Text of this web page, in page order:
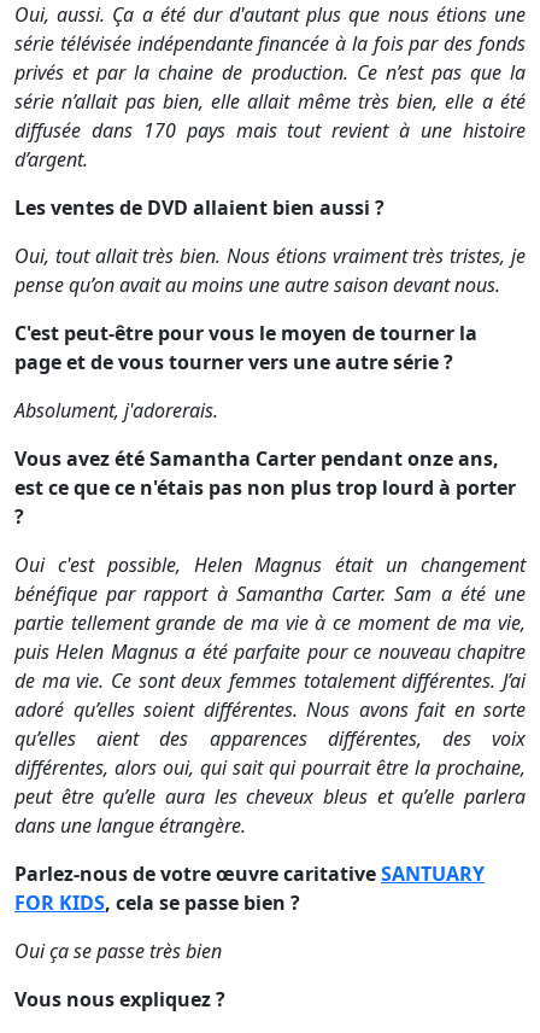
Oui, aussi. Ça a été dur d'autant plus que nous étions une
série télévisée indépendante financée à la fois par des fonds
privés et par la chaine de production. Ce n’est pas que la
série n’allait pas bien, elle allait même très bien, elle a été
diffusée dans 170 pays mais tout revient à une histoire
d’argent.
Les ventes de DVD allaient bien aussi ?
Oui, tout allait très bien. Nous étions vraiment très tristes, je
pense qu’on avait au moins une autre saison devant nous.
C'est peut-être pour vous le moyen de tourner la
page et de vous tourner vers une autre série ?
Absolument, j'adorerais.
Vous avez été Samantha Carter pendant onze ans,
est ce que ce n'étais pas non plus trop lourd à porter
?
Oui c'est possible, Helen Magnus était un changement
bénéfique par rapport à Samantha Carter. Sam a été une
partie tellement grande de ma vie à ce moment de ma vie,
puis Helen Magnus a été parfaite pour ce nouveau chapitre
de ma vie. Ce sont deux femmes totalement différentes. J’ai
adoré qu’elles soient différentes. Nous avons fait en sorte
qu’elles aient des apparences différentes, des voix
différentes, alors oui, qui sait qui pourrait être la prochaine,
peut être qu’elle aura les cheveux bleus et qu’elle parlera
dans une langue étrangère.
Parlez-nous de votre œuvre caritativeSANTUARY
FOR KIDS, cela se passe bien ?
Oui ça se passe très bien
Vous nous expliquez ?